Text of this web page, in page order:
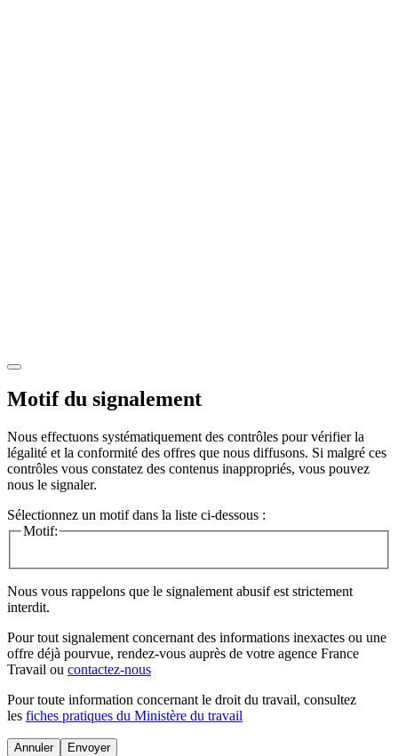
Motif du signalement
Nous effectuons systématiquement des contrôles pour vérifier la
légalité et la conformité des offres que nous diffusons. Si malgré ces
contrôles vous constatez des contenus inappropriés, vous pouvez
nous le signaler.
Sélectionnez un motif dans la liste ci-dessous :
Motif:
Nous vous rappelons que le signalement abusif est strictement
interdit.
Pour tout signalement concernant des informations inexactes ou une
offre déjà pourvue, rendez-vous auprès de votre agence France
Travail ou contactez-nous
Pour toute information concernant le droit du travail, consultez
les fiches pratiques du Ministère du travail
Annuler